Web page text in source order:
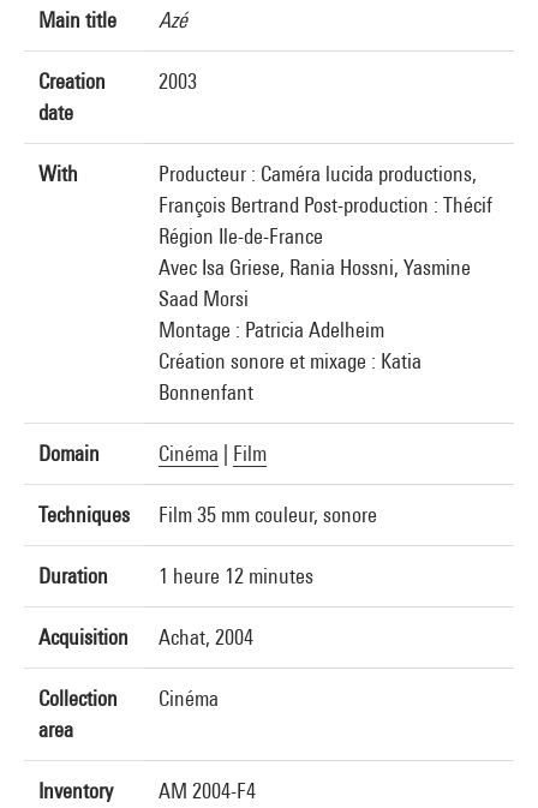
Main title Azé
Creation
date
2003
With
Producteur : Caméra lucida productions,
François Bertrand Post-production : Thécif
Région Ile-de-France
Avec Isa Griese, Rania Hossni, Yasmine
Saad Morsi
Montage : Patricia Adelheim
Création sonore et mixage : Katia
Bonnenfant
Domain Cinéma Film
Techniques Film 35 mm couleur, sonore
Duration 1 heure 12 minutes
Acquisition Achat, 2004
Collection
area
Cinéma
Inventory
AM 2004-F4